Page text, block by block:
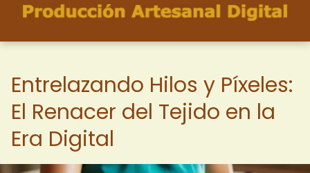
Entrelazando Hilos y Píxeles:
El Renacer del Tejido en la
Era Digital